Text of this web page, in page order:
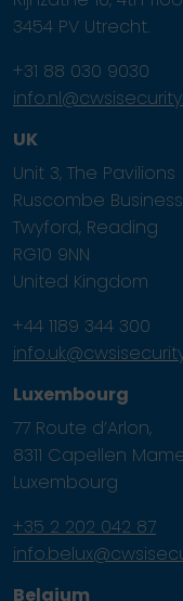
3454 PV Utrecht.
+31 88 030 9030
UK
Unit 3, The Pavilions
Ruscombe
Twyford, Reading
RG10 9NN
United Kingdom
+44 1189 344 300
Luxembourg
77 Route d’Arlon,
8311 Capellen
Luxembourg
+35 2 202 042 87
Belgium